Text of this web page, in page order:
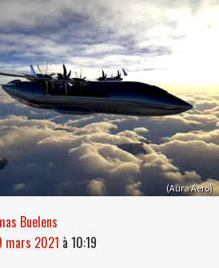
(Aura Aero)
Buelens
mars 2021 à 10:19